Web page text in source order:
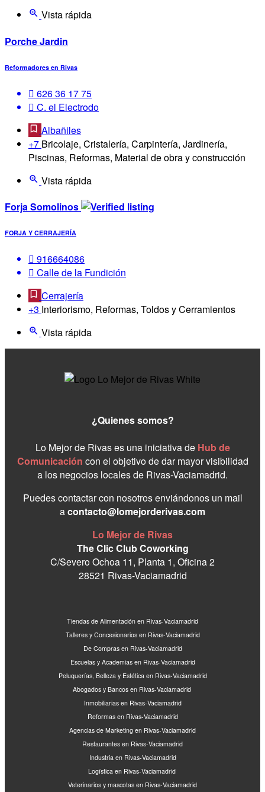
Vista rápida
Porche Jardin
Reformadores en Rivas
626 36 17 75
C. el Electrodo
Albañiles
+7 Bricolaje, Cristalería, Carpintería, Jardinería,
Piscinas, Reformas, Material de obra y construcción
Vista rápida
Forja Somolinos
FORJA Y CERRAJERÍA
916664086
Calle de la Fundición
Cerrajería
+3 Interiorismo, Reformas, Toldos y Cerramientos
Vista rápida
¿Quienes somos?
Lo Mejor de Rivas es una iniciativa de Hub de
Comunicación con el objetivo de dar mayor visibilidad
a los negocios locales de Rivas-Vaciamadrid.
Puedes contactar con nosotros enviándonos un mail
acontacto@lomejorderivas.com
Lo Mejor de Rivas
The Clic Club Coworking
C/Severo Ochoa 11, Planta 1, Oficina 2
28521 Rivas-Vaciamadrid
Tiendas de Alimentación en Rivas-Vaciamadrid
Talleres y Concesionarios en Rivas-Vaciamadrid
De Compras en Rivas-Vaciamadrid
Escuelas y Academias en Rivas-Vaciamadrid
Peluquerías, Belleza y Estética en Rivas-Vaciamadrid
Abogados y Bancos en Rivas-Vaciamadrid
Inmobiliarias en Rivas-Vaciamadrid
Reformas en Rivas-Vaciamadrid
Agencias de Marketing en Rivas-Vaciamadrid
Restaurantes en Rivas-Vaciamadrid
Industria en Rivas-Vaciamadrid
Logística en Rivas-Vaciamadrid
Veterinarios y mascotas en Rivas-Vaciamadrid